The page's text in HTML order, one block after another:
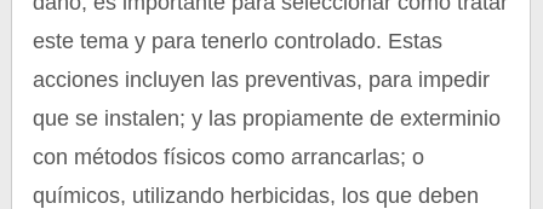
este tema y para tenerlo controlado. Estas
acciones incluyen las preventivas, para impedir
que se instalen; y las propiamente de exterminio
con métodos físicos como arrancarlas; o
químicos, utilizando herbicidas, los que deben